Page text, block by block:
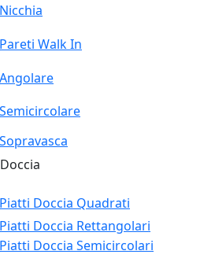
Nicchia
Pareti Walk In
Angolare
Semicircolare
Sopravasca
Piatti Doccia Quadrati
Piatti Doccia Rettangolari
Piatti Doccia Semicircolari